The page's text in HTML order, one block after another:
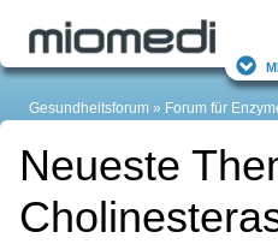
Gesundheitsforum Forum für
Neueste